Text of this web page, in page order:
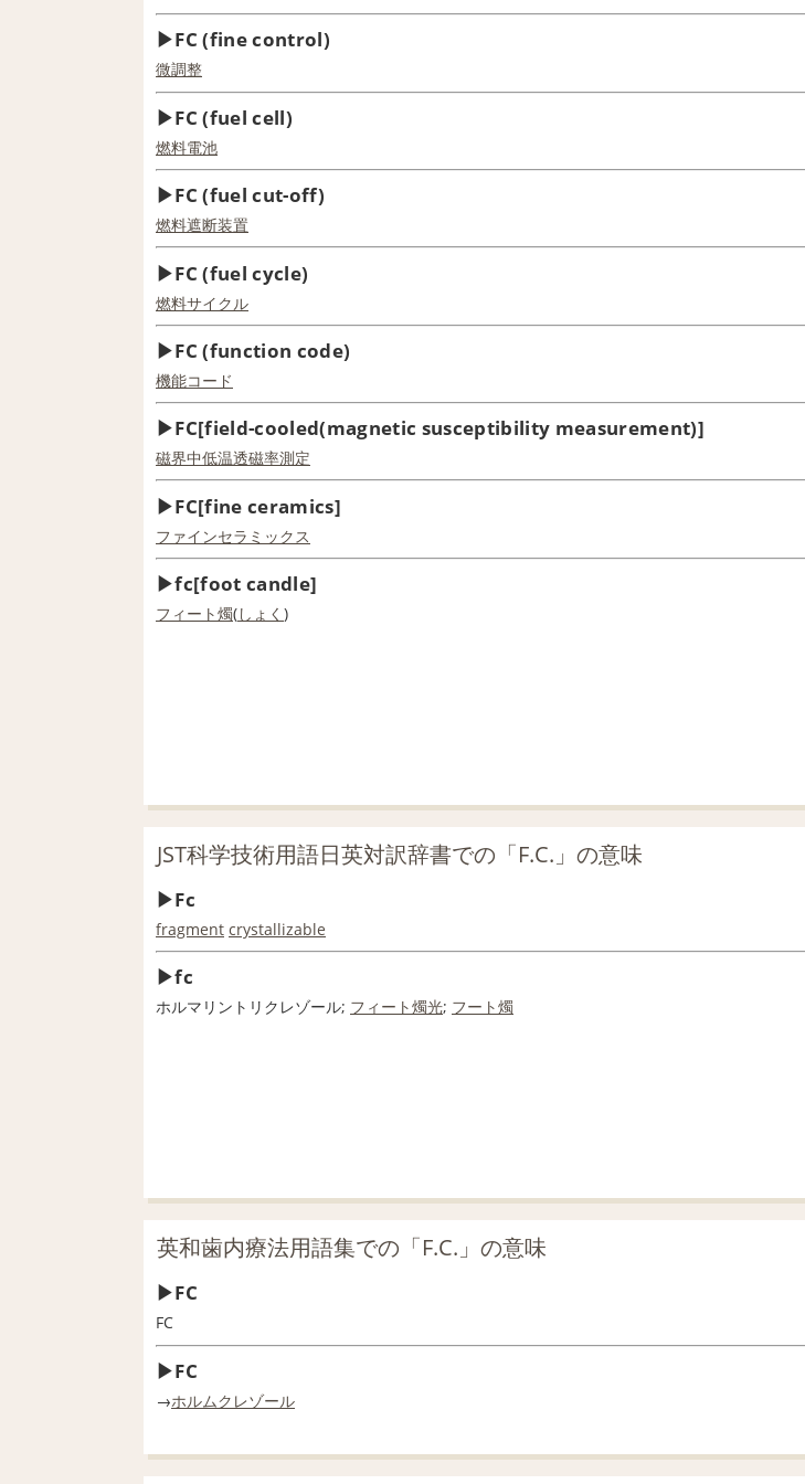
FC (fine control)
微調整
FC (fuel cell)
燃料電池
FC (fuel cut-off)
燃料遮断装置
FC (fuel cycle)
燃料サイクル
FC (function code)
機能コード
FC[field-cooled(magnetic susceptibility measurement)]
磁界中低温透磁率測定
FC[fine ceramics]
ファインセラミックス
fc[foot candle]
フィート燭(しょく )
JST科学技術用語日英対訳辞書での「F.C.」の意味
Fc
fragment crystallizable
fc
ホルマリントリクレゾール; フィート燭光; フート燭
英和歯内療法用語集での「F.C.」の意味
FC
FC
FC
→ホルムクレゾール